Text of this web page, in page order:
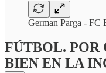
German Parga - FC
FÚTBOL. POR
BIEN EN LA